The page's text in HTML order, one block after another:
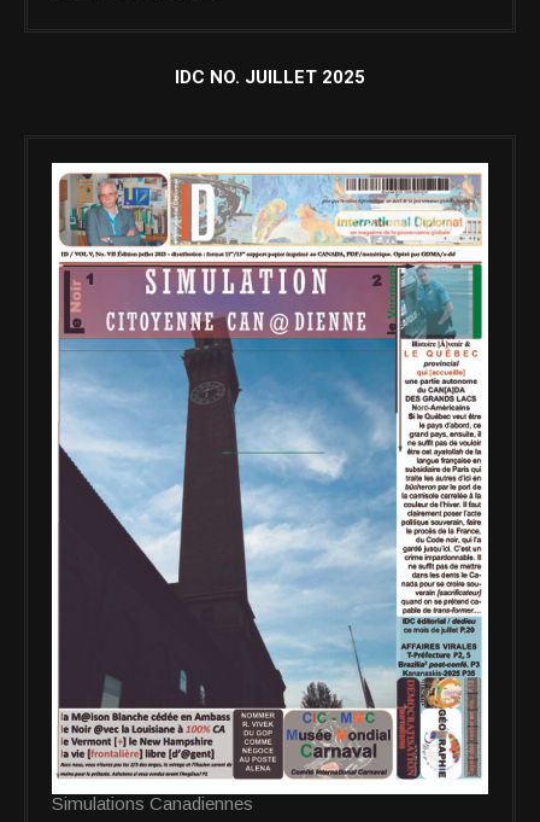
IDC NO. JUILLET 2025
Simulations Canadiennes